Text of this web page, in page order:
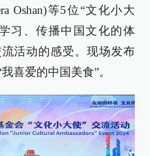
Oshan)等5位“文化小大
习、传播中国文化的体
活动的感受。现场发布
喜爱的中国美食”。